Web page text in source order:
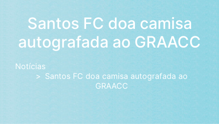
Santos FC doa camisa
autografada ao GRAACC
Notícias
Santos FC doa camisa autografada ao
GRAACC